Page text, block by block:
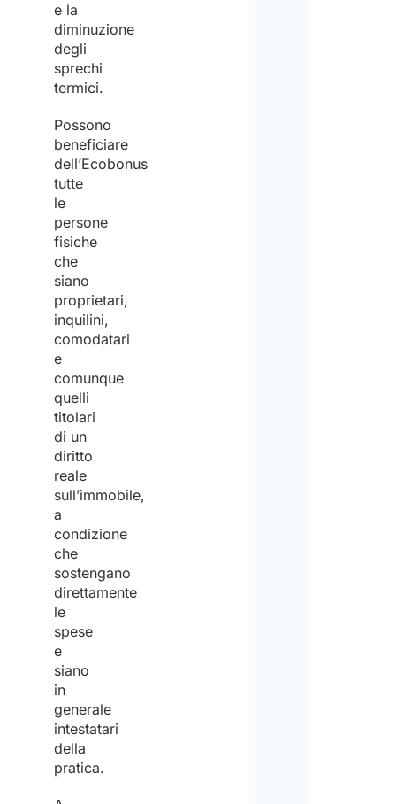
e la
diminuzione
degli
sprechi
termici.
Possono
beneficiare
dell’Ecobonus
tutte
le
persone
fisiche
che
siano
proprietari,
inquilini,
comodatari
e
comunque
quelli
titolari
di un
diritto
reale
sull’immobile,
a
condizione
che
sostengano
direttamente
le
spese
e
siano
in
generale
intestatari
della
pratica.